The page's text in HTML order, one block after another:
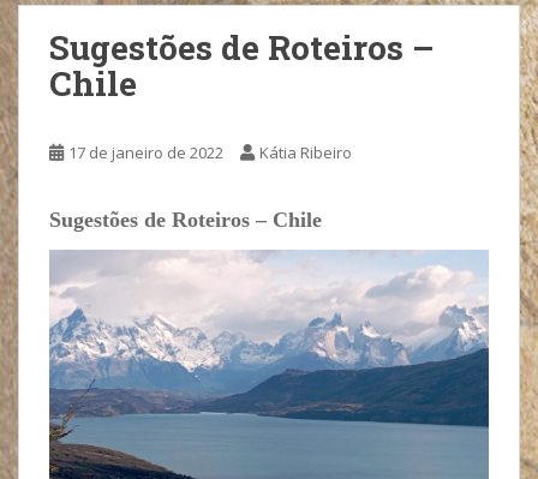
Sugestões de Roteiros –
Chile
17 de janeiro de 2022 Kátia Ribeiro
Sugestões de Roteiros – Chile